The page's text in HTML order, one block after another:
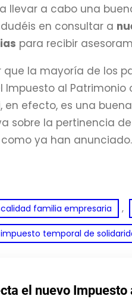
llevar a cabo una
en consultar a
para recibir
que la mayoría de los
al Patrimonio
en efecto, es una
sobre la pertinencia
ya han anunciado.
familia empresaria ,
impuesto temporal de
el nuevo Impuesto